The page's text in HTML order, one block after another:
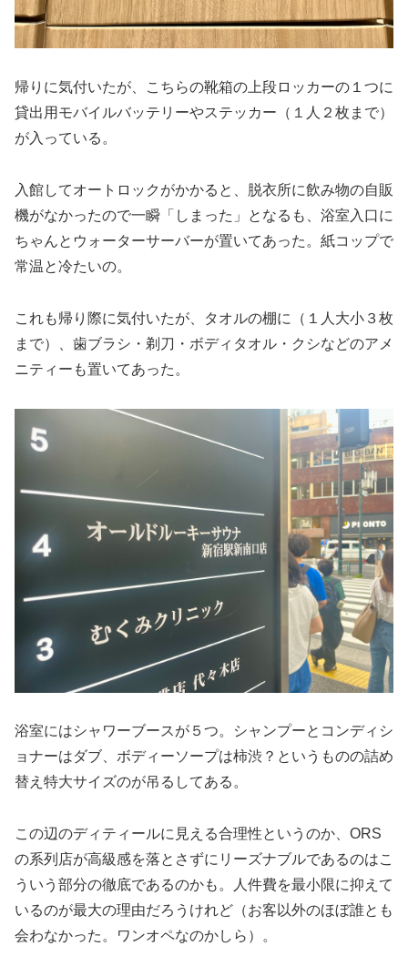
帰りに気付いたが、こちらの靴箱の上段ロッカーの１つに
貸出用モバイルバッテリーやステッカー（１人２枚まで）
が入っている。
入館してオートロックがかかると、脱衣所に飲み物の自販
機がなかったので一瞬「しまった」となるも、浴室入口に
ちゃんとウォーターサーバーが置いてあった。紙コップで
常温と冷たいの。
これも帰り際に気付いたが、タオルの棚に（１人大小３枚
まで）、歯ブラシ・剃刀・ボディタオル・クシなどのアメ
ニティーも置いてあった。
浴室にはシャワーブースが５つ。シャンプーとコンディシ
ョナーはダブ、ボディーソープは柿渋？というものの詰め
替え特大サイズのが吊るしてある。
この辺のディティールに見える合理性というのか、ORS
の系列店が高級感を落とさずにリーズナブルであるのはこ
ういう部分の徹底であるのかも。人件費を最小限に抑えて
いるのが最大の理由だろうけれど（お客以外のほぼ誰とも
会わなかった。ワンオペなのかしら）。